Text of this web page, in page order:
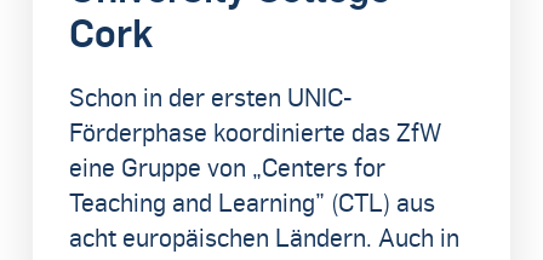
Cork
Schon in der ersten UNIC-
Förderphase koordinierte das ZfW
eine Gruppe von „Centers for
Teaching and Learning” (CTL) aus
acht europäischen Ländern. Auch in